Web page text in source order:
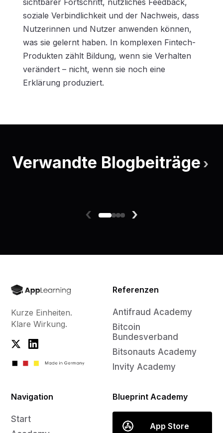
sichtbarer Fortschritt, nützliches Feedback,
soziale Verbindlichkeit und der Nachweis, dass
Nutzerinnen und Nutzer anwenden können,
was sie gelernt haben. In komplexen Fintech-
Produkten zählt Bildung, wenn sie Verhalten
verändert – nicht, wenn sie noch eine
Erklärung produziert.
Verwandte Blogbeiträge ›
‹ ›
Kurze Einheiten.
Klare Wirkung.
Referenzen
Antifraud Academy
Bitcoin
Bundesverband
Bitsonauts Academy
Invity Academy
Navigation
Start
Blueprint Academy
App Store